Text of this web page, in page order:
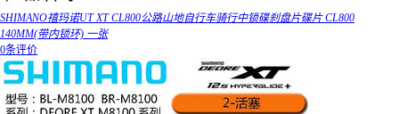
SHIMANO禧玛诺UT XT CL800公路山地自行车骑行中锁碟刹盘片碟片 CL800
140MM(带内锁环) 一张
0条评价